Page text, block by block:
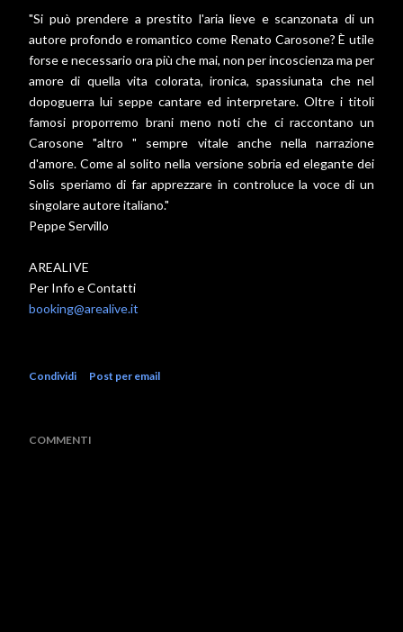
"Si può prendere a prestito l'aria lieve e scanzonata di un
autore profondo e romantico come Renato Carosone? È utile
forse e necessario ora più che mai, non per incoscienza ma per
amore di quella vita colorata, ironica, spassiunata che nel
dopoguerra lui seppe cantare ed interpretare. Oltre i titoli
famosi proporremo brani meno noti che ci raccontano un
Carosone "altro " sempre vitale anche nella narrazione
d'amore. Come al solito nella versione sobria ed elegante dei
Solis speriamo di far apprezzare in controluce la voce di un
singolare autore italiano."
Peppe Servillo
AREALIVE
Per Info e Contatti
booking@arealive.it
Condividi Post per email
COMMENTI